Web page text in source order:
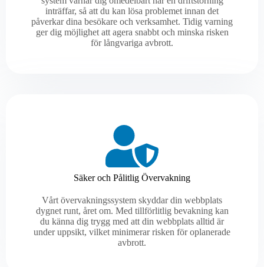
inträffar, så att du kan lösa problemet innan det
påverkar dina besökare och verksamhet. Tidig varning
ger dig möjlighet att agera snabbt och minska risken
för långvariga avbrott.
Säker och Pålitlig Övervakning
Vårt övervakningssystem skyddar din webbplats
dygnet runt, året om. Med tillförlitlig bevakning kan
du känna dig trygg med att din webbplats alltid är
under uppsikt, vilket minimerar risken för oplanerade
avbrott.